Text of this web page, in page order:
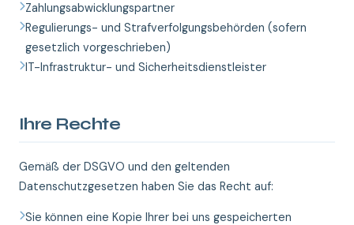
Zahlungsabwicklungspartner
Regulierungs- und Strafverfolgungsbehörden (sofern
gesetzlich vorgeschrieben)
IT-Infrastruktur- und Sicherheitsdienstleister
Ihre Rechte
Gemäß der DSGVO und den geltenden
Datenschutzgesetzen haben Sie das Recht auf:
Sie können eine Kopie Ihrer bei uns gespeicherten